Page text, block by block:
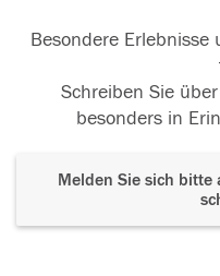
Besondere
Schreiben Sie
besonders in
Melden Sie sich bitte